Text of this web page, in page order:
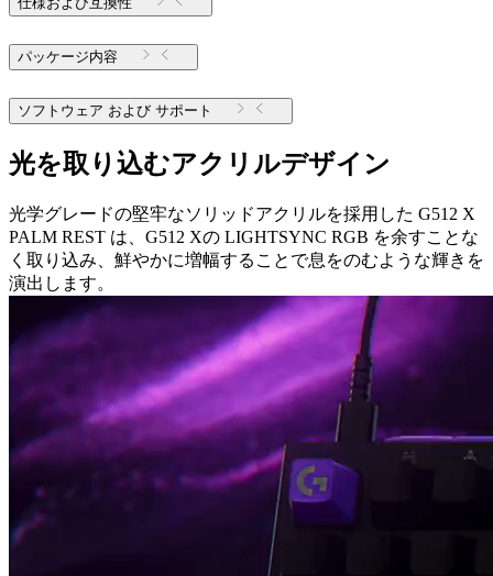
パッケージ内容
ソフトウェア および サポート
光を取り込むアクリルデザイン
光学グレードの堅牢なソリッドアクリルを採用した G512 X
PALM REST は、G512 Xの LIGHTSYNC RGB を余すことな
く取り込み、鮮やかに増幅することで息をのむような輝きを
演出します。